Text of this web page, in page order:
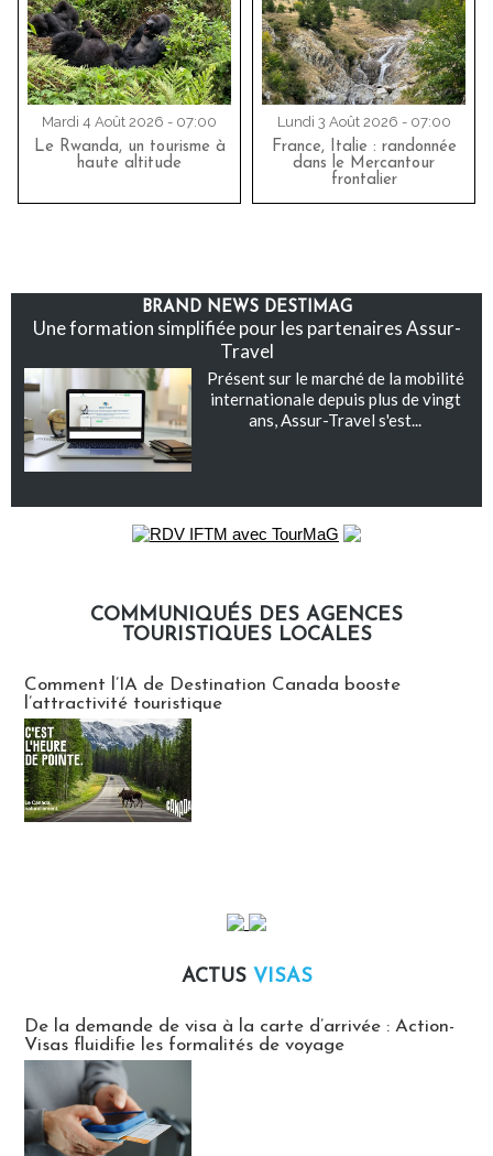
Mardi 4 Août 2026 - 07:00
Le Rwanda, un tourisme à
haute altitude
Lundi 3 Août 2026 - 07:00
France, Italie : randonnée
dans le Mercantour
frontalier
BRAND NEWS DESTIMAG
Une formation simplifiée pour les partenaires Assur-
Travel
Présent sur le marché de la mobilité
internationale depuis plus de vingt
ans, Assur-Travel s'est...
COMMUNIQUÉS DES AGENCES
TOURISTIQUES LOCALES
Comment l’IA de Destination Canada booste
l’attractivité touristique
ACTUS VISAS
De la demande de visa à la carte d’arrivée : Action-
Visas fluidifie les formalités de voyage